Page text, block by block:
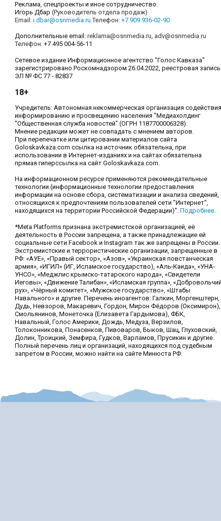
Реклама, спецпроекты и иное сотрудничество:
Игорь Дбар (Руководитель отдела продаж)
Email: i.dbar@osnmedia.ru Телефон: +7 909 936-02-90
Дополнительные email: reklama@osnmedia.ru, adv@osnmedia.ru
Телефон: +7 495 004-56-11
Сетевое издание Информационное агентство "Голос Кавказа"
зарегистрировано Роскомнадзором 26.04.2022, реестровая запись
ЭЛ № ФС 77 - 82837
18+
Учредитель: Автономная некоммерческая организация содействия
информированию и просвещению населения "Медиахолдинг
"Общественная служба новостей" (ОГРН 1187700006328).
Мнение редакции может не совпадать с мнением авторов.
При перепечатке или цитировании материалов сайта
Goloskavkaza.com ссылка на источник обязательна, при
использовании в Интернет-изданиях и на сайтах обязательна
прямая гиперссылка на сайт Goloskavkaza.com.
На информационном ресурсе применяются рекомендательные
технологии (информационные технологии предоставления
информации на основе сбора, систематизации и анализа сведений,
относящихся к предпочтениям пользователей сети "Интернет",
находящихся на территории Российской Федерации)". Подробнее.
*Meta Platforms признана экстремистской организацией, её
деятельность в России запрещена, а также принадлежащие ей
социальные сети Facebook и Instagram так же запрещены в России.
Экстремистские и террористические организации, запрещенные в
РФ: «АУЕ», «Правый сектор», «Азов», «Украинская повстанческая
армия», «ИГИЛ» (ИГ, Исламское государство), «Аль-Каида», «УНА-
УНСО», «Меджлис крымско-татарского народа», «Свидетели
Иеговы», «Движение Талибан», «Исламская группа»,
рух», «Чёрный комитет», «Мужское государство», «Штабы
Навального» и другие. Перечень иноагентов: Галкин, Моргенштерн,
Дудь, Невзоров, Макаревич, Гордон, Мирон Фёдоров (Оксимирон),
Смольянинов, Монеточка (Елизавета Гардымова), ФБК,
Навальный, Голос Америки, Дождь, Медуза, Верзилов,
Толоконникова, Понасенков, Пивоваров, Быков, Шац, Глуховский,
Долин, Троицкий, Земфира, Гудков, Варламов, Прусикин и другие.
Полный перечень лиц и организаций, находящихся под судебным
запретом в России, можно найти на сайте Минюста РФ.